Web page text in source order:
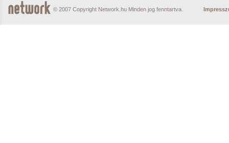
© 2007 Copyright Network.hu Minden jog fenntartva.